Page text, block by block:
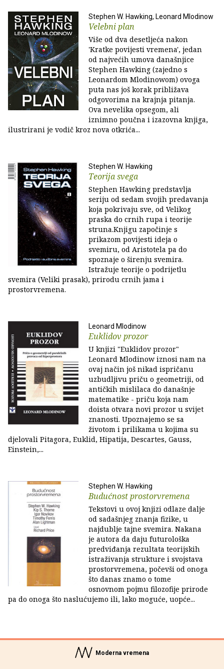
Stephen W. Hawking, Leonard Mlodinow
Velebni plan
Više od dva desetljeća nakon
'Kratke povijesti vremena', jedan
od najvećih umova današnjice
Stephen Hawking (zajedno s
Leonardom Mlodinowom) ovoga
puta nas još korak približava
odgovorima na krajnja pitanja.
Ova nevelika opsegom, ali
iznimno poučna i izazovna knjiga,
ilustrirani je vodič kroz nova otkrića...
Stephen W. Hawking
Teorija svega
Stephen Hawking predstavlja
seriju od sedam svojih predavanja
koja pokrivaju sve, od Velikog
praska do crnih rupa i teorije
struna.Knjigu započinje s
prikazom povijesti ideja o
svemiru, od Aristotela pa do
spoznaje o širenju svemira.
Istražuje teorije o podrijetlu
svemira (Veliki prasak), prirodu crnih jama i
prostorvremena.
Leonard Mlodinow
Euklidov prozor
U knjizi "Euklidov prozor"
Leonard Mlodinow iznosi nam na
ovaj način još nikad ispričanu
uzbudljivu priču o geometriji, od
antičkih mislilaca do današnje
matematike - priču koja nam
doista otvara novi prozor u svijet
znanosti. Upoznajemo se sa
životom i prilikama u kojima su
djelovali Pitagora, Euklid, Hipatija, Descartes, Gauss,
Einstein,...
Stephen W. Hawking
Budućnost prostorvremena
Tekstovi u ovoj knjizi odlaze dalje
od sadašnjeg znanja fizike, u
najdublje tajne svemira. Nakana
je autora da daju futurološka
predviđanja rezultata teorijskih
istraživanja strukture i svojstava
prostorvremena, počevši od onoga
što danas znamo o tome
osnovnom pojmu filozofije prirode
pa do onoga što naslućujemo ili, lako moguće, uopće...
Moderna vremena